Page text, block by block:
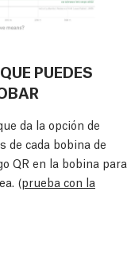
PUEDES
da la opción de
de cada bobina de
QR en la bobina para
(prueba con la